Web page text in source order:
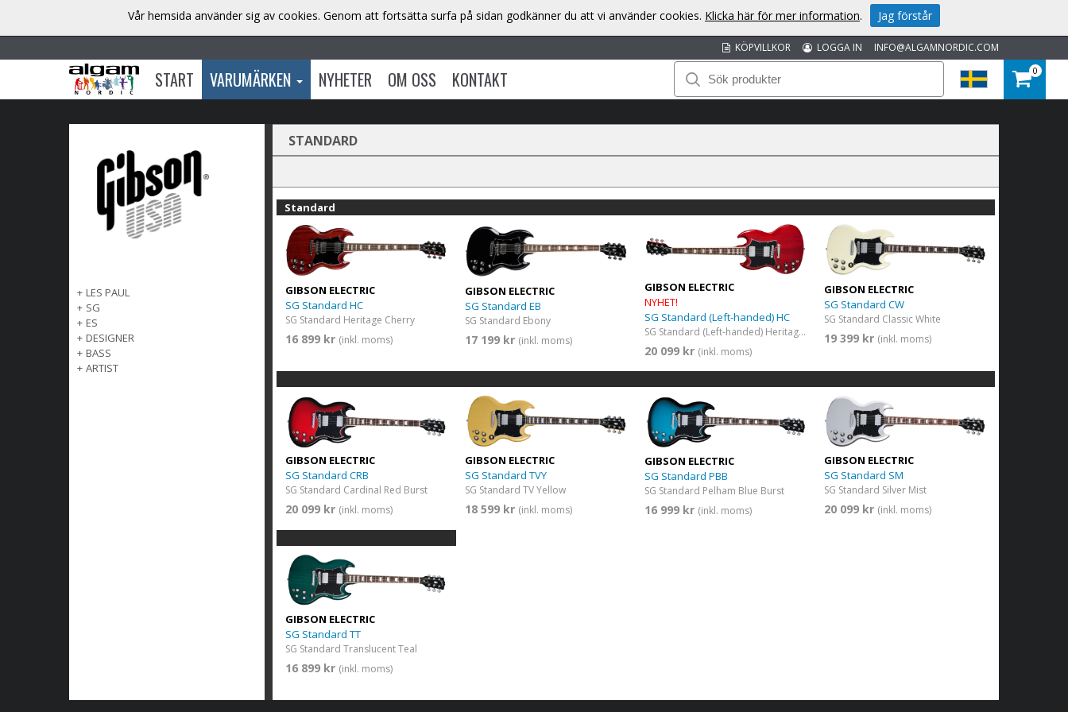
INFO@ALGAMNORDIC.COM
LOGGA IN
KÖPVILLKOR
START VARUMÄRKEN NYHETER OM OSS KONTAKT 0
+ LES PAUL
+ SG
+ ES
+ DESIGNER
+ BASS
+ ARTIST
STANDARD
Standard
GIBSON ELECTRIC
SG Standard HC
SG Standard Heritage Cherry
16 899 kr (inkl. moms)
GIBSON ELECTRIC
SG Standard EB
SG Standard Ebony
17 199 kr (inkl. moms)
GIBSON ELECTRIC
NYHET!
SG Standard (Left-handed) HC
SG Standard (Left-handed) Heritage Cherry
20 099 kr (inkl. moms)
GIBSON ELECTRIC
SG Standard CW
SG Standard Classic White
19 399 kr (inkl. moms)
GIBSON ELECTRIC
SG Standard CRB
SG Standard Cardinal Red Burst
20 099 kr (inkl. moms)
GIBSON ELECTRIC
SG Standard TVY
SG Standard TV Yellow
18 599 kr (inkl. moms)
GIBSON ELECTRIC
SG Standard PBB
SG Standard Pelham Blue Burst
16 999 kr (inkl. moms)
GIBSON ELECTRIC
SG Standard SM
SG Standard Silver Mist
20 099 kr (inkl. moms)
GIBSON ELECTRIC
SG Standard TT
SG Standard Translucent Teal
16 899 kr (inkl. moms)
Vår hemsida använder sig av cookies. Genom att fortsätta surfa på sidan godkänner du att vi använder cookies. Klicka här för mer information. Jag förstår